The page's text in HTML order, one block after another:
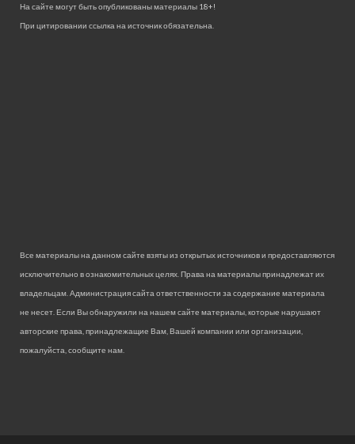
На сайте могут быть опубликованы материалы 18+!
При цитировании ссылка на источник обязательна.
Все материалы на данном сайте взяты из открытых источников и предоставляются
исключительно в ознакомительных целях. Права на материалы принадлежат их
владельцам. Администрация сайта ответственности за содержание материала
не несет. Если Вы обнаружили на нашем сайте материалы, которые нарушают
авторские права, принадлежащие Вам, Вашей компании или организации,
пожалуйста, сообщите нам.